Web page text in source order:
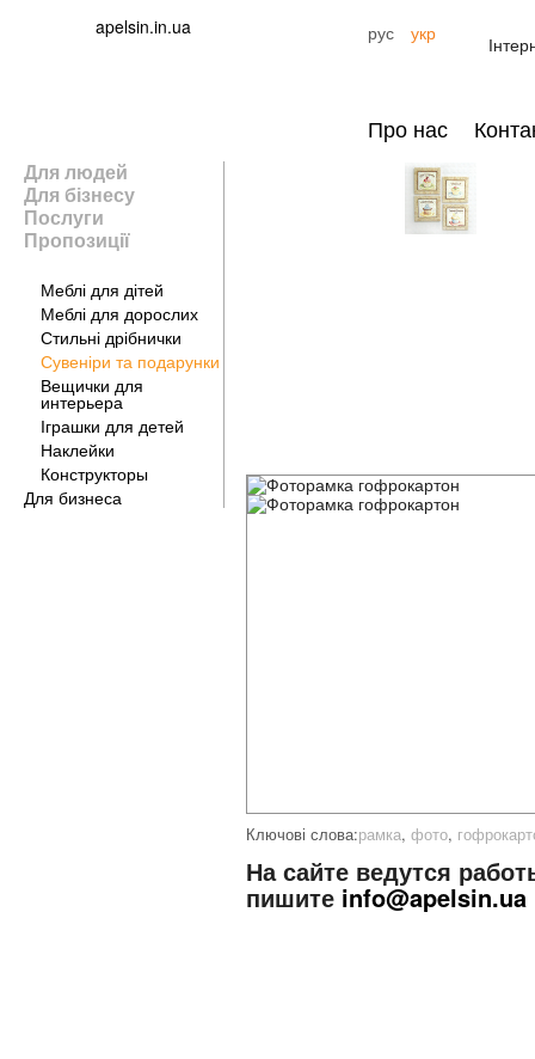
apelsin.in.ua рус укр
Про нас
Для людей
Для бізнесу
Послуги
Пропозиції
Меблі для дітей
Меблі для дорослих
Стильні дрібнички
Сувеніри та подарунки
Вещички для
интерьера
Іграшки для детей
Наклейки
Конструкторы
Для бизнеса
Ключові слова:рамка, фото,
На сайте ведутся
пишите info@apelsin.ua